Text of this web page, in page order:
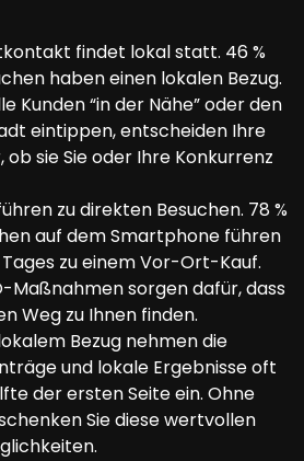
findet lokal statt. 46 %
haben einen lokalen Bezug.
Kunden “in der Nähe” oder den
eintippen, entscheiden Ihre
sie Sie oder Ihre Konkurrenz
zu direkten Besuchen. 78 %
auf dem Smartphone führen
zu einem Vor-Ort-Kauf.
Maßnahmen sorgen dafür, dass
Weg zu Ihnen finden.
Bezug nehmen die
und lokale Ergebnisse oft
der ersten Seite ein. Ohne
Sie diese wertvollen